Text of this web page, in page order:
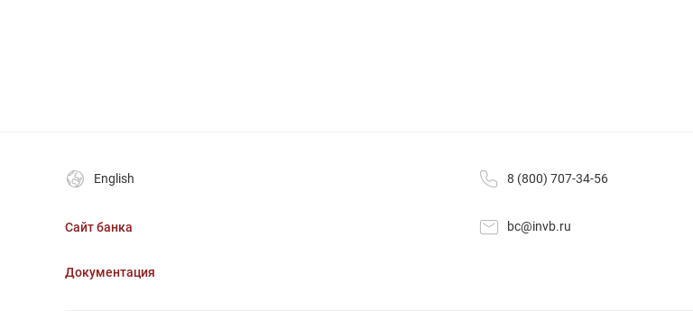
English
Сайт банка
Документация
8 (800) 707-34-56
bc@invb.ru